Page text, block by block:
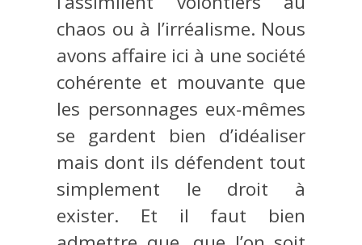
chaos ou à l’irréalisme. Nous
avons affaire ici à une société
cohérente et mouvante que
les personnages eux-mêmes
se gardent bien d’idéaliser
mais dont ils défendent tout
simplement le droit à
exister. Et il faut bien